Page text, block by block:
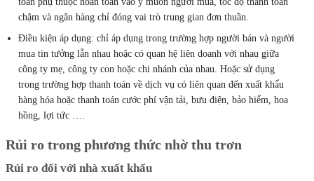
chậm và ngân hàng chỉ đóng vai trò trung gian đơn thuần.
Điều kiện áp dụng: chỉ áp dụng trong trường hợp người bán và người
mua tin tưởng lẫn nhau hoặc có quan hệ liên doanh với nhau giữa
công ty mẹ, công ty con hoặc chi nhánh của nhau. Hoặc sử dụng
trong trường hợp thanh toán về dịch vụ có liên quan đến xuất khẩu
hàng hóa hoặc thanh toán cước phí vận tải, bưu điện, bảo hiểm, hoa
hồng, lợi tức ….
Rủi ro trong phương thức nhờ thu trơn
Rủi ro đối với nhà xuất khẩu